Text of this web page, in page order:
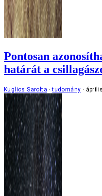
Pontosan
határát a
Kuglics Sarolta tudomány